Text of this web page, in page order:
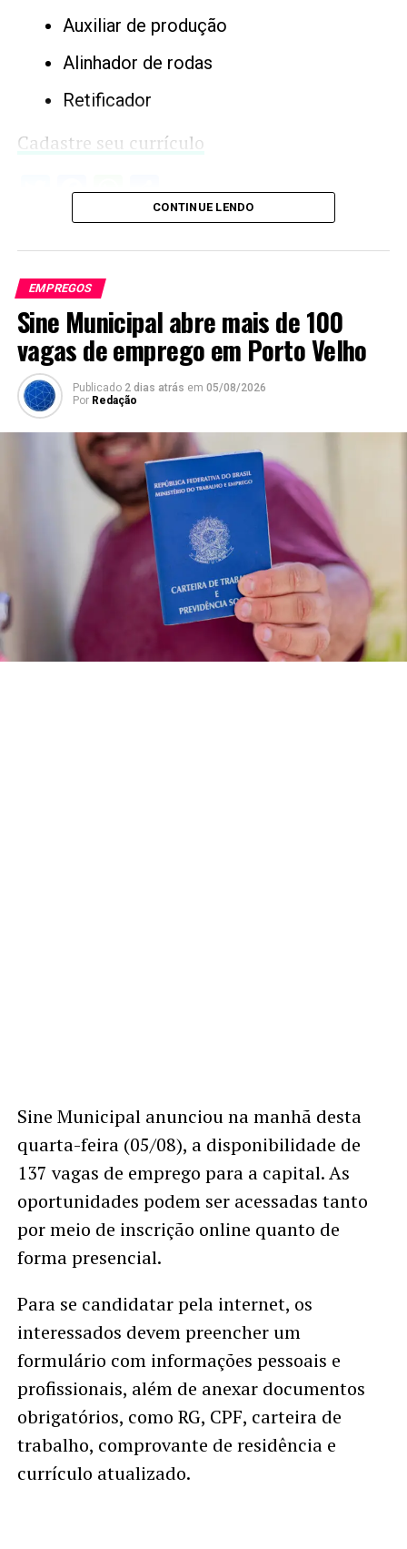
Auxiliar de produção
Alinhador de rodas
Retificador
Cadastre seu currículo
Twitter
Facebook
WhatsApp
Share
CONTINUE LENDO
EMPREGOS
Sine Municipal abre mais de 100
vagas de emprego em Porto Velho
Publicado 2 dias atrás em 05/08/2026
Por Redação
Sine Municipal anunciou na manhã desta
quarta-feira (05/08), a disponibilidade de
137 vagas de emprego para a capital. As
oportunidades podem ser acessadas tanto
por meio de inscrição online quanto de
forma presencial.
Para se candidatar pela internet, os
interessados devem preencher um
formulário com informações pessoais e
profissionais, além de anexar documentos
obrigatórios, como RG, CPF, carteira de
trabalho, comprovante de residência e
currículo atualizado.